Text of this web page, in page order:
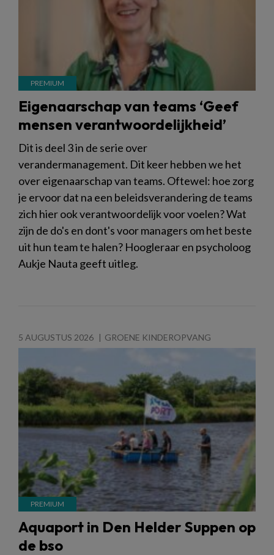
Eigenaarschap van teams ‘Geef
mensen verantwoordelijkheid’
Dit is deel 3 in de serie over
verandermanagement. Dit keer hebben we het
over eigenaarschap van teams. Oftewel: hoe zorg
je ervoor dat na een beleidsverandering de teams
zich hier ook verantwoordelijk voor voelen? Wat
zijn de do's en dont's voor managers om het beste
uit hun team te halen? Hoogleraar en psycholoog
Aukje Nauta geeft uitleg.
5 AUGUSTUS 2026 GROENE KINDEROPVANG
Aquaport in Den Helder Suppen op
de bso